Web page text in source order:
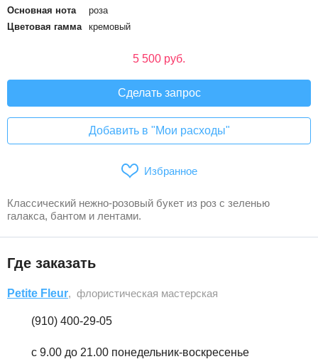
Основная нота
роза
Цветовая гамма
кремовый
5 500 руб.
Сделать запрос
Добавить в "Мои расходы"
Избранное
Классический нежно-розовый букет из роз с зеленью
галакса, бантом и лентами.
Где заказать
Petite Fleur, флористическая мастерская
(910) 400-29-05
с 9.00 до 21.00 понедельник-воскресенье